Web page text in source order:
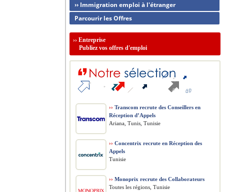
›› Immigration emploi à l'étranger
Parcourir les Offres
›› Entreprise
Publiez vos offres d'emploi
›› Transcom recrute des Conseillers en
Réception d’Appels
Ariana, Tunis, Tunisie
›› Concentrix recrute en Réception des
Appels
Tunisie
›› Monoprix recrute des Collaborateurs
Toutes les régions, Tunisie